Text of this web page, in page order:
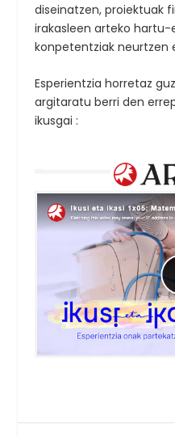
diseinatzen, proiektuak
irakasleen arteko hartu-
konpetentziak neurtzen
Esperientzia horretaz
argitaratu berri den
ikusgai :